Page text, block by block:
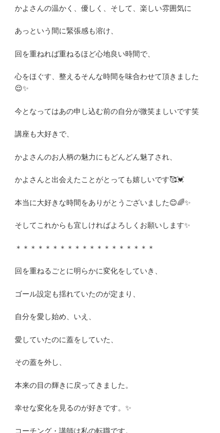
かよさんの温かく、優しく、そして、楽しい雰囲気に
あっという間に緊張感も溶け、
回を重ねれば重ねるほど心地良い時間で、
心をほぐす、整えるそんな時間を味合わせて頂きました
😌✨
今となってはあの申し込む前の自分が微笑ましいです笑
講座も大好きで、
かよさんのお人柄の魅力にもどんどん魅了され、
かよさんと出会えたことがとっても嬉しいです🥰💓
本当に大好きな時間をありがとうございました😊🌈✨
そしてこれからも宜しければよろしくお願いします✨
＊＊＊＊＊＊＊＊＊＊＊＊＊＊＊＊＊＊＊
回を重ねるごとに明らかに変化をしていき、
ゴール設定も揺れていたのが定まり、
自分を愛し始め、いえ、
愛していたのに蓋をしていた、
その蓋を外し、
本来の目の輝きに戻ってきました。
幸せな変化を見るのが好きです。✨
コーチング・講師は私の転職です。